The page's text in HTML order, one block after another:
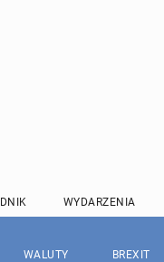
WYDARZENIA
WALUTY BREXIT